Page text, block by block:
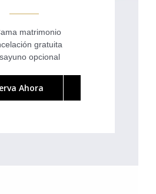
matrimonio
gratuita
opcional
Ahora